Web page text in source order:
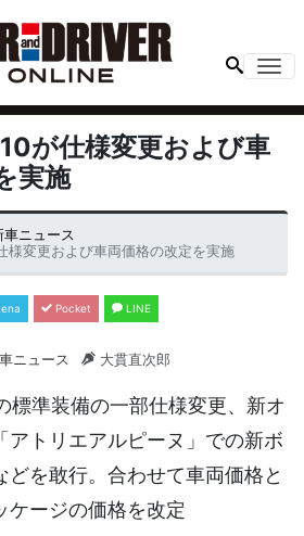
が仕様変更および車
実施
車ニュース
様変更および車両価格の改定を実施
Pocket LINE
ニュース 大貫直次郎
標準装備の一部仕様変更、新オ
アトリエアルピーヌ」での新ボ
どを敢行。合わせて車両価格と
ケージの価格を改定